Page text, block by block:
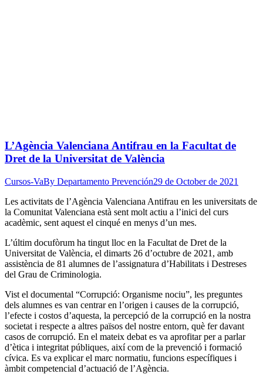
L’Agència Valenciana Antifrau en la Facultat de
Dret de la Universitat de València
Cursos-VaBy Departamento Prevención29 de October de 2021
Les activitats de l’Agència Valenciana Antifrau en les universitats de
la Comunitat Valenciana està sent molt actiu a l’inici del curs
acadèmic, sent aquest el cinqué en menys d’un mes.
L’últim docufòrum ha tingut lloc en la Facultat de Dret de la
Universitat de València, el dimarts 26 d’octubre de 2021, amb
assistència de 81 alumnes de l’assignatura d’Habilitats i Destreses
del Grau de Criminologia.
Vist el documental “Corrupció: Organisme nociu”, les preguntes
dels alumnes es van centrar en l’origen i causes de la corrupció,
l’efecte i costos d’aquesta, la percepció de la corrupció en la nostra
societat i respecte a altres països del nostre entorn, què fer davant
casos de corrupció. En el mateix debat es va aprofitar per a parlar
d’ètica i integritat públiques, així com de la prevenció i formació
cívica. Es va explicar el marc normatiu, funcions específiques i
àmbit competencial d’actuació de l’Agència.